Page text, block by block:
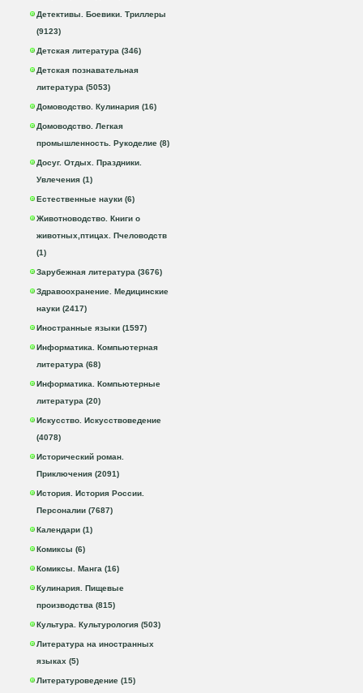
Детективы. Боевики. Триллеры
(9123)
Детская литература (346)
Детская познавательная
литература (5053)
Домоводство. Кулинария (16)
Домоводство. Легкая
промышленность. Рукоделие (8)
Досуг. Отдых. Праздники.
Увлечения (1)
Естественные науки (6)
Животноводство. Книги о
животных,птицах. Пчеловодств
(1)
Зарубежная литература (3676)
Здравоохранение. Медицинские
науки (2417)
Иностранные языки (1597)
Информатика. Компьютерная
литература (68)
Информатика. Компьютерные
литература (20)
Искусство. Искусствоведение
(4078)
Исторический роман.
Приключения (2091)
История. История России.
Персоналии (7687)
Календари (1)
Комиксы (6)
Комиксы. Манга (16)
Кулинария. Пищевые
производства (815)
Культура. Культурология (503)
Литература на иностранных
языках (5)
Литературоведение (15)